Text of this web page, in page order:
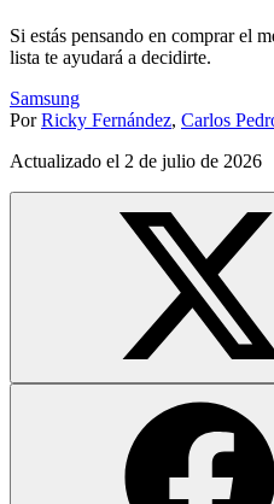
Si estás pensando en comprar el
lista te ayudará a decidirte.
Samsung
Por Ricky Fernández, Carlos
Actualizado el 2 de julio de 2026